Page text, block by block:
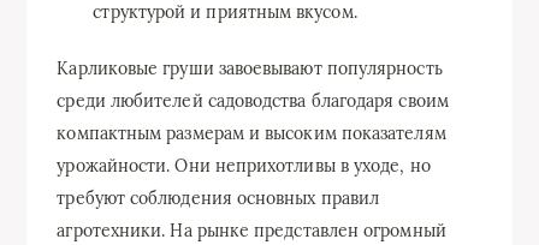
структурой и приятным вкусом.
Карликовые груши завоевывают популярность
среди любителей садоводства благодаря своим
компактным размерам и высоким показателям
урожайности. Они неприхотливы в уходе, но
требуют соблюдения основных правил
агротехники. На рынке представлен огромный